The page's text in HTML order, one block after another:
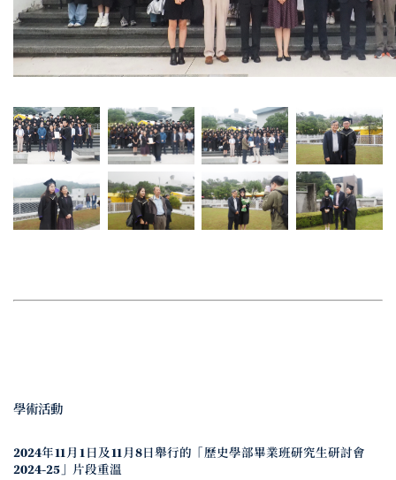
學術活動
2024年11月1日及11月8日舉行的「歷史學部畢業班研究生研討會
2024-25」片段重溫